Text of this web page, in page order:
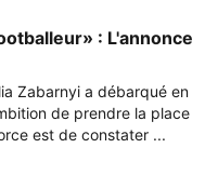
: L'annonce
Zabarnyi a débarqué en
de prendre la place
est de constater ...